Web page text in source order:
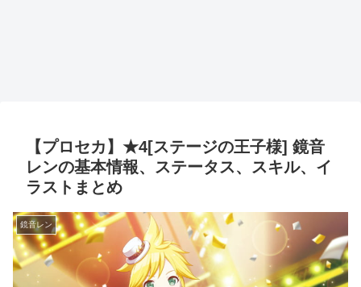
【プロセカ】★4[ステージの王子様] 鏡音
レンの基本情報、ステータス、スキル、イ
ラストまとめ
鏡音レン